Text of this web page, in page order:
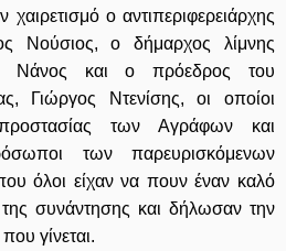
ο αντιπεριφερειάρχης
Νούσιος, ο δήμαρχος λίμνης
Νάνος και ο πρόεδρος του
Γιώργος Ντενίσης, οι οποίοι
των Αγράφων και
των παρευρισκόμενων
όλοι είχαν να πουν έναν καλό
συνάντησης και δήλωσαν την
γίνεται.